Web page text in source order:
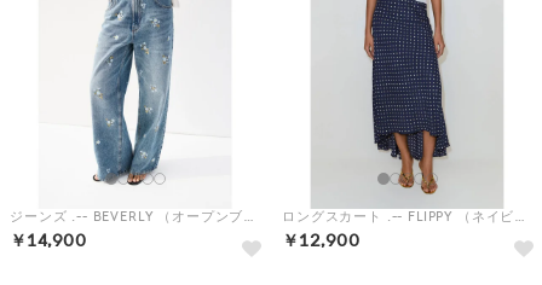
ジーンズ .-- BEVERLY （オープンブルー）
￥14,900
ロングスカート .-- FLIPPY （ネイビーブルー）
￥12,900